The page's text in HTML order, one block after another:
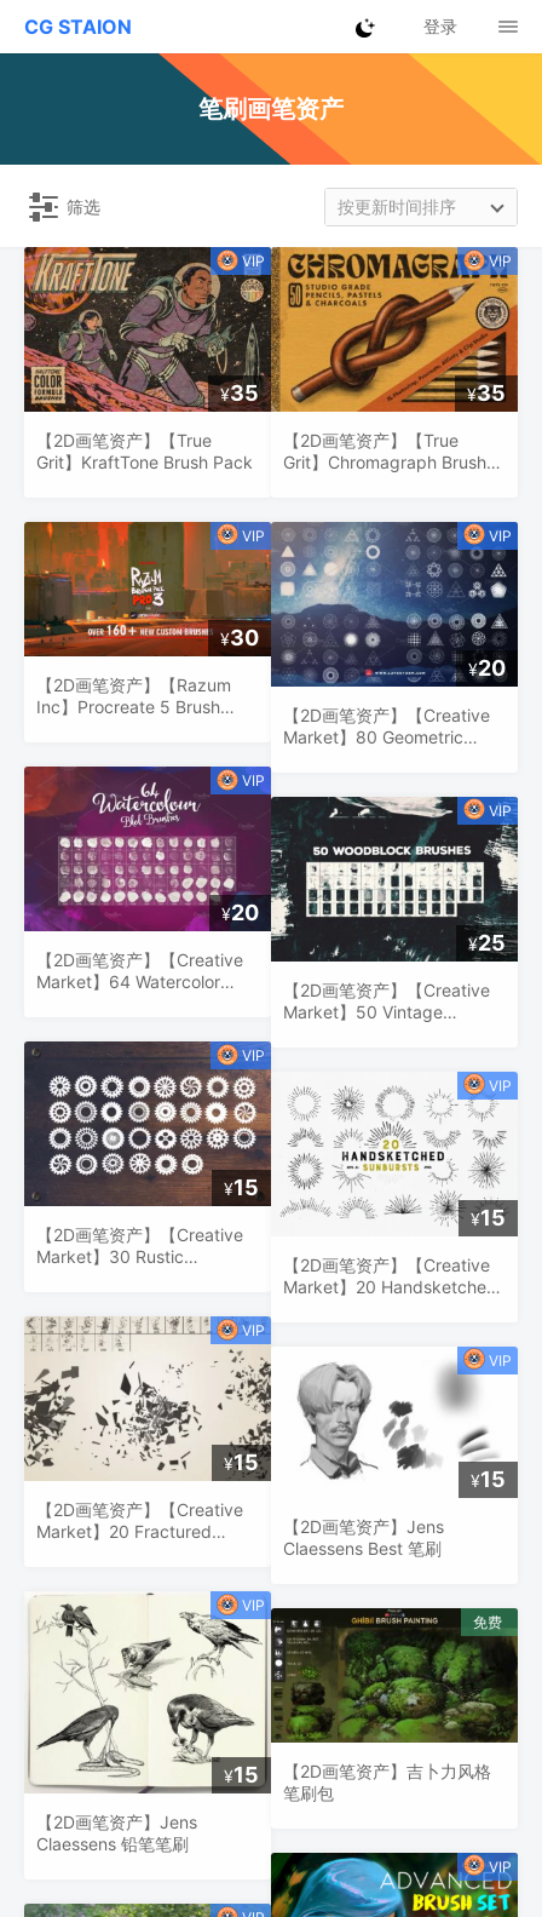
CG STAION 登录
笔刷画笔资产
筛选 按更新时间排序
¥35
【2D画笔资产】【True
Grit】KraftTone Brush Pack
¥30
【2D画笔资产】【Razum
Inc】Procreate 5 Brush
¥20
【2D画笔资产】【Creative
Market】64 Watercolor
¥15
【2D画笔资产】【Creative
Market】30 Rustic
¥15
【2D画笔资产】【Creative
Market】20 Fractured
¥15
【2D画笔资产】Jens
Claessens 铅笔笔刷
¥35
【2D画笔资产】【True
Grit】Chromagraph Brush
¥20
【2D画笔资产】【Creative
Market】80 Geometric
¥25
【2D画笔资产】【Creative
Market】50 Vintage
¥15
【2D画笔资产】【Creative
Market】20 Handsketched
¥15
【2D画笔资产】Jens
Claessens Best 笔刷
【2D画笔资产】吉卜力风格
笔刷包